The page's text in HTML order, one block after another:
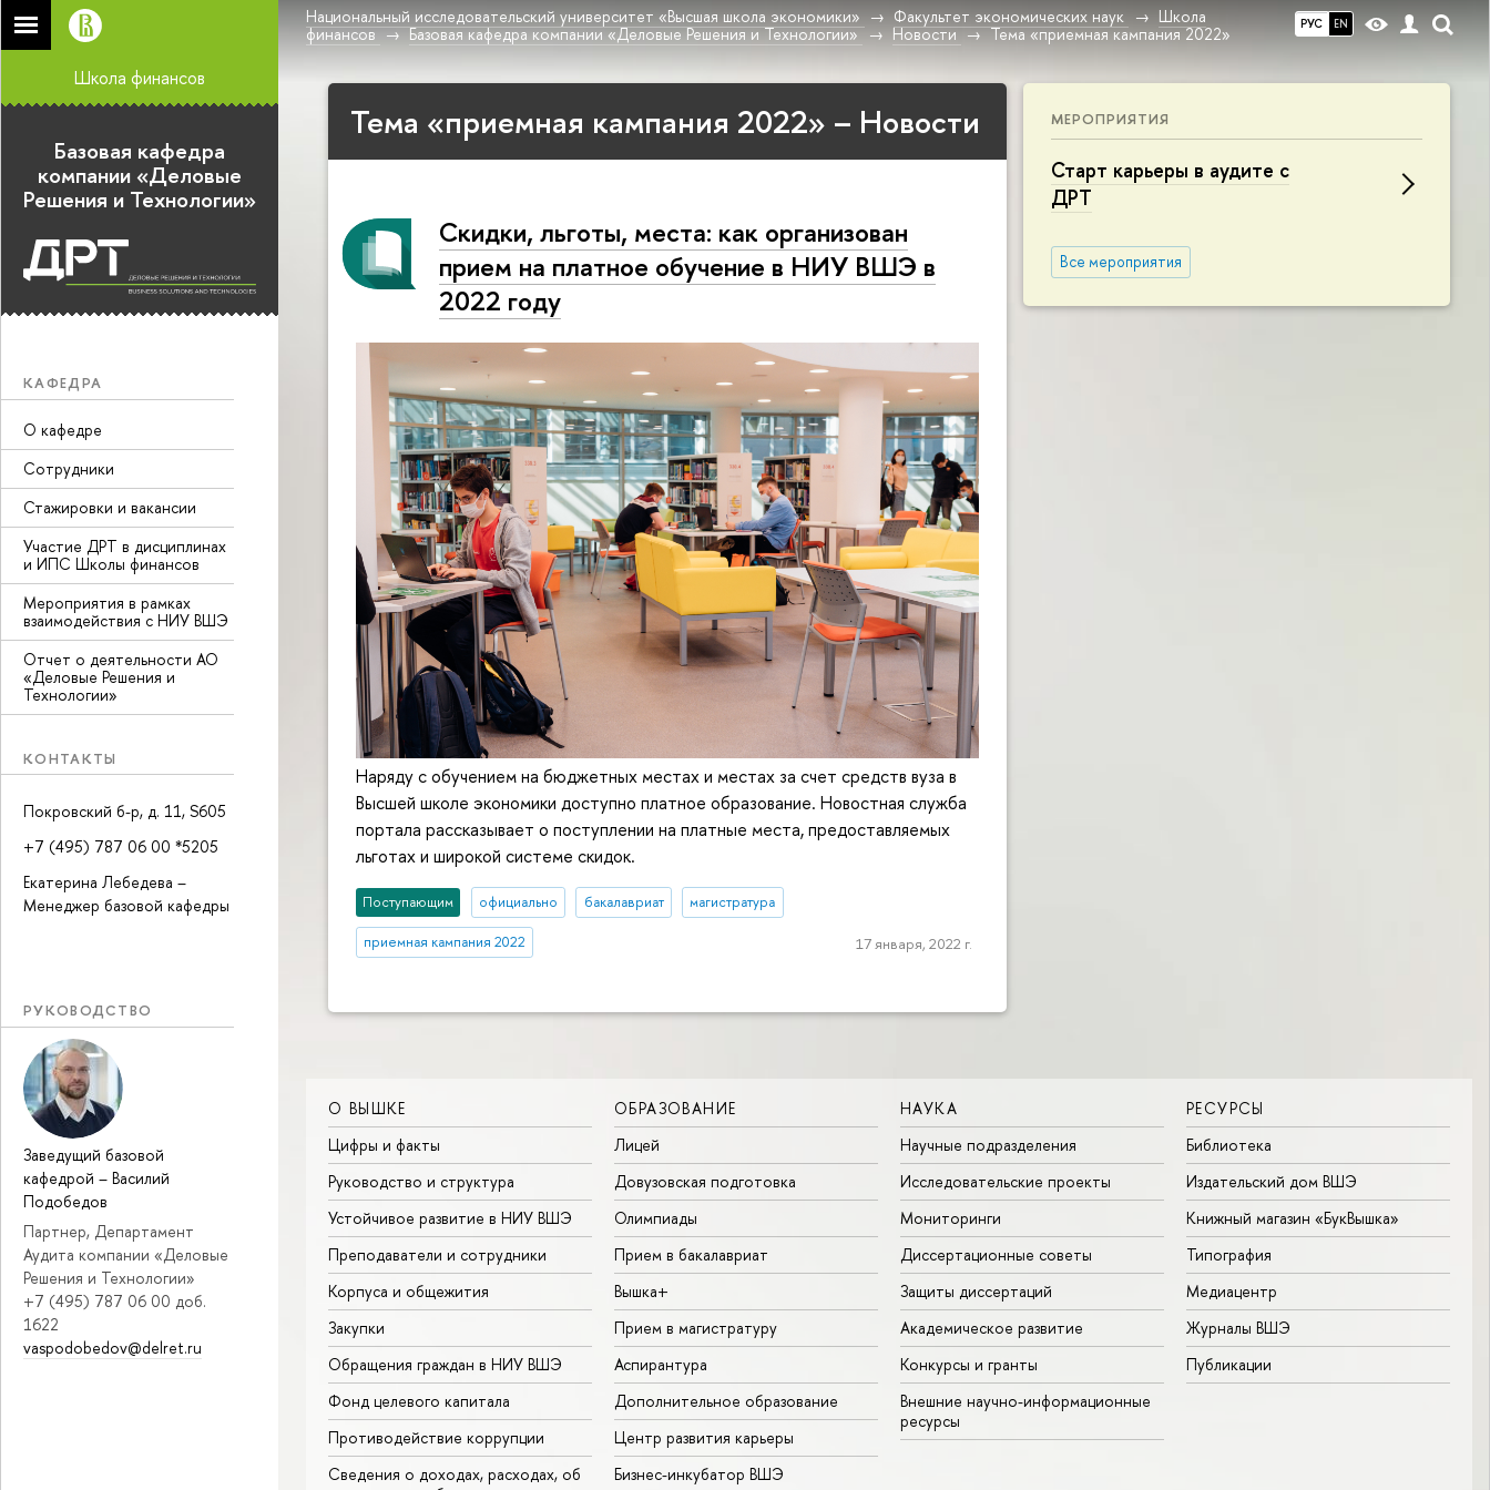
РУС EN
Национальный исследовательский университет «Высшая школа экономики» Факультет экономических наук
Школа
финансов
Базовая кафедра компании «Деловые Решения и Технологии» Новости Тема «приемная кампания 2022»
Школа финансов
Базовая кафедра
компании «Деловые
Решения и Технологии»
КАФЕДРА
О кафедре
Сотрудники
Стажировки и вакансии
Участие ДРТ в дисциплинах
и ИПС Школы финансов
Мероприятия в рамках
взаимодействия с НИУ ВШЭ
Отчет о деятельности АО
«Деловые Решения и
Технологии»
КОНТАКТЫ
Покровский б-р, д. 11, S605
+7 (495) 787 06 00 *5205
Екатерина Лебедева –
Менеджер базовой кафедры
РУКОВОДСТВО
Заведущий базовой
кафедрой – Василий
Подобедов
Партнер, Департамент
Аудита компании «Деловые
Решения и Технологии»
+7 (495) 787 06 00 доб.
1622
vaspodobedov@delret.ru
МЕРОПРИЯТИЯ
Старт карьеры в аудите с
ДРТ
Все мероприятия
Тема «приемная кампания 2022» – Новости
Скидки, льготы, места: как организован
прием на платное обучение в НИУ ВШЭ в
2022 году
Наряду с обучением на бюджетных местах и местах за счет средств вуза в
Высшей школе экономики доступно платное образование. Новостная служба
портала рассказывает о поступлении на платные места, предоставляемых
льготах и широкой системе скидок.
Поступающим официально бакалавриат магистратура
приемная кампания 2022 17 января, 2022 г.
О ВЫШКЕ
Цифры и факты
Руководство и структура
Устойчивое развитие в НИУ ВШЭ
Преподаватели и сотрудники
Корпуса и общежития
Закупки
Обращения граждан в НИУ ВШЭ
Фонд целевого капитала
Противодействие коррупции
Сведения о доходах, расходах, об
ОБРАЗОВАНИЕ
Лицей
Довузовская подготовка
Олимпиады
Прием в бакалавриат
Вышка+
Прием в магистратуру
Аспирантура
Дополнительное образование
Центр развития карьеры
Бизнес-инкубатор ВШЭ
НАУКА
Научные подразделения
Исследовательские проекты
Мониторинги
Диссертационные советы
Защиты диссертаций
Академическое развитие
Конкурсы и гранты
Внешние научно-информационные
ресурсы
РЕСУРСЫ
Библиотека
Издательский дом ВШЭ
Книжный магазин «БукВышка»
Типография
Медиацентр
Журналы ВШЭ
Публикации